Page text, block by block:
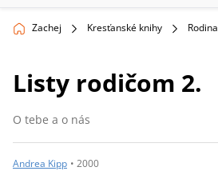
Zachej Kresťanské knihy Rodina
Listy rodičom 2.
O tebe a o nás
Andrea Kipp • 2000